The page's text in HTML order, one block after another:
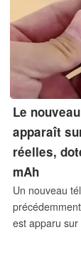
Le
apparaît
réelles,
mAh
Un nouveau
est apparu
la mention «